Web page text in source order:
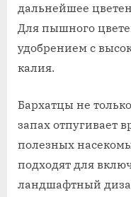
дальнейшее
Для пышного
удобрением с
калия.
Бархатцы не
запах отпугивает
полезных
подходят для
ландшафтный